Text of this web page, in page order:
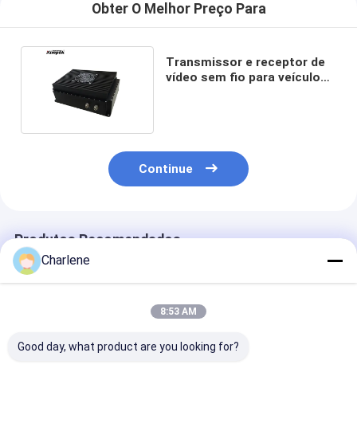
Obter O Melhor Preço Para
Transmissor e receptor de
vídeo sem fio para veículos
Continue
Produtos Recomendados
Charlene
8:53 AM
Good day, what product are you looking for?